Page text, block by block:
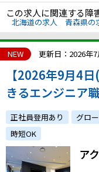
この求人に関連する障
北海道の求人 青森県の
NEW 更新日：2026年
【2026年9月4
きるエンジニア
8/28(金)15時〆
／世界最大級の
がいのある社員
めたい方にオス
正社員登用あり グロ
時短OK
ア